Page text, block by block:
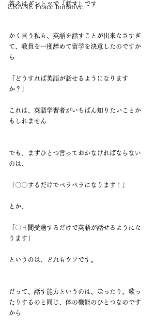
CRANE Peace Initiative
答えはダントツで「話す」です
かく言う私も、英語を話すことが出来なさすぎ
て、教員を一度辞めて留学を決意したのですか
ら
「どうすれば英語が話せるようになります
か？」
これは、英語学習者がいちばん知りたいことか
もしれません
でも、まずひとつ言っておかなければならない
のは、
「〇〇するだけでペラペラになります！」
とか、
「〇日間受講するだけで英語が話せるようにな
ります」
というのは、どれもウソです。
だって、話す能力というのは、走ったり、歌っ
たりするのと同じ、体の機能のひとつなのです
から